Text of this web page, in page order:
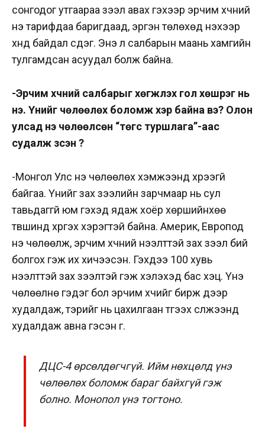
сонгодог утгаараа зээл авах гэхээр эрчим хүчний
үнэ тарифдаа баригдаад, эргэн төлөхөд үнэхээр
хүнд байдал үүсдэг. Энэ л салбарын маань хамгийн
тулгамдсан асуудал болж байна.
-Эрчим хүчний салбарыг хөгжүүлэх гол хөшүүрэг нь
үнэ. Үнийг чөлөөлөх боломж хэр байна вэ? Олон
улсад үнэ чөлөөлсөн “төгс туршлага”-аас
судалж үзсэн үү?
-Монгол Улс үнэ чөлөөлөх хэмжээнд хүрээгүй
байгаа. Үнийг зах зээлийн зарчмаар нь сул
тавьдаггүй юм гэхэд ядаж хоёр хөршийнхөө
түвшинд хүргэх хэрэгтэй байна. Америк, Европод
үнэ чөлөөлж, эрчим хүчний нээлттэй зах зээл бий
болгох гэж их хичээсэн. Гэхдээ 100 хувь
нээлттэй зах зээлтэй гэж хэлэхэд бас хэцүү. Үнэ
чөлөөлнө гэдэг бол эрчим хүчийг бирж дээр
худалдаж, тэрийг нь цахилгаан түгээх сүлжээнүүд
худалдаж авна гэсэн үг.
ДЦС-4 өрсөлдөгчгүй. Ийм нөхцөлд үнэ
чөлөөлөх боломж бараг байхгүй гэж
болно. Монопол үнэ тогтоно.